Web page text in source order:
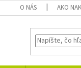
O NÁS AKO